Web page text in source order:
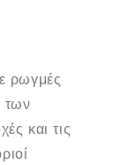
ρωγμές
των
και τις